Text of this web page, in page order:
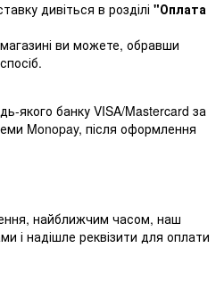
дивіться в розділі "Оплата
ви можете, обравши
якого банку VISA/Mastercard за
Monopay, після оформлення
найближчим часом, наш
і надішле реквізити для оплати